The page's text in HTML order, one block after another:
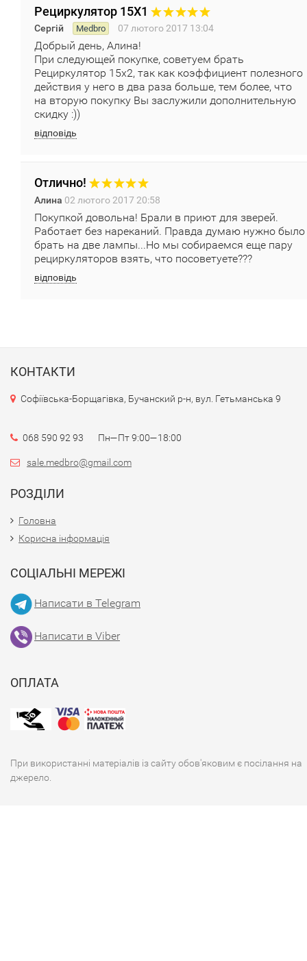
Рециркулятор 15Х1
Сергій Medbro 07 лютого 2017 13:04
Добрый день, Алина!
При следующей покупке, советуем брать
Рециркулятор 15х2, так как коэффициент полезного
действия у него в два раза больше, тем более, что
на вторую покупку Вы заслужили дополнительную
скидку :))
відповідь
Отлично!
Алина 02 лютого 2017 20:58
Покупкой довольна! Брали в приют для зверей.
Работает без нареканий. Правда думаю нужно было
брать на две лампы...Но мы собираемся еще пару
рециркуляторов взять, что посоветуете???
відповідь
КОНТАКТИ
Софіївська-Борщагівка, Бучанский р-н, вул. Гетьманська 9
068 590 92 93 Пн—Пт 9:00—18:00
sale.medbro@gmail.com
РОЗДІЛИ
Головна
Корисна інформація
СОЦІАЛЬНІ МЕРЕЖІ
Написати в Telegram
Написати в Viber
ОПЛАТА
При використанні матеріалів із сайту обов'яковим є посілання на
джерело.